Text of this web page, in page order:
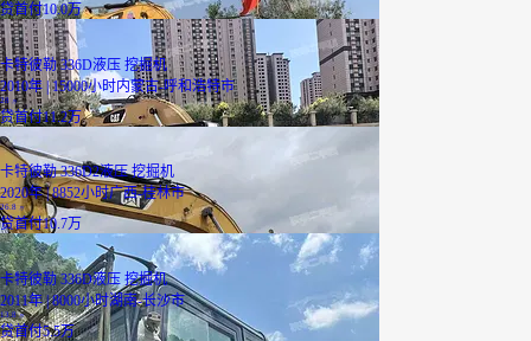
贷首付10.0万
已降12.0万
卡特彼勒 336D液压 挖掘机
2010年 | 15000小时内蒙古-呼和浩特市
28 万
贷首付11.2万
卡特彼勒 336D2液压 挖掘机
2020年 | 8852小时广西-桂林市
26.8 万
贷首付10.7万
卡特彼勒 336D液压 挖掘机
2011年 | 8000小时湖南-长沙市
13.8万
贷首付5.5万